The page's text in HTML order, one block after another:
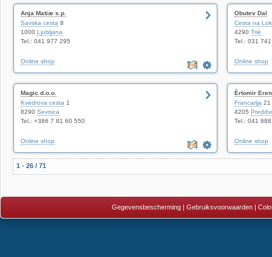
Anja Matiæ s.p.
Savska cesta 8
1000 Ljubljana
Tel.: 041 977 295
Online shop
Obutev Dal
Cesta na
4290 Triè
Tel.: 031
Online shop
Magic d.o.o.
Kvedrova cesta 1
8290 Sevnica
Tel.: +386 7 81 60 550
Online shop
Èrtomir
Francarija 21
4205
Tel.: 041
Online shop
1 - 26 / 71
Gegevensbescherming| Gebruiksvoorwaarden|